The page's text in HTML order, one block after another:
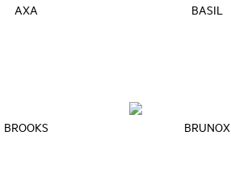
AXA BASIL
BROOKS BRUNOX